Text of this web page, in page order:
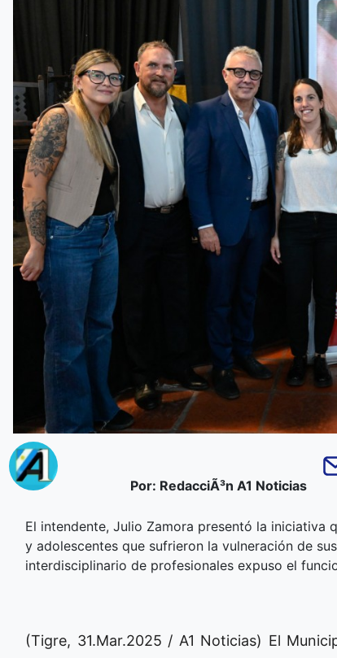
Por: RedacciÃ³n A1 Noticias
El intendente, Julio Zamora presentó la iniciativa
y adolescentes que sufrieron la vulneración de
interdisciplinario de profesionales expuso el
(Tigre, 31.Mar.2025 / A1 Noticias) El